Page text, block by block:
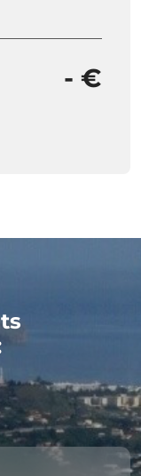
- €